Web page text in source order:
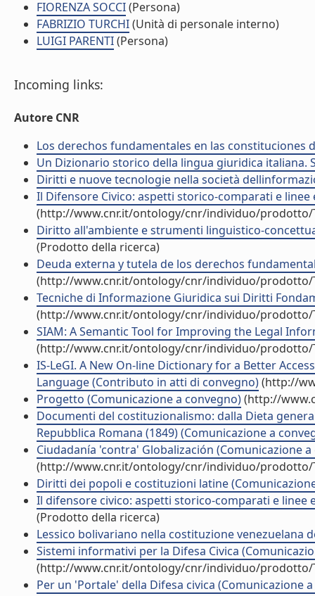
FIORENZA SOCCI(Persona)
FABRIZIO TURCHI(Unità di personale interno)
LUIGI PARENTI(Persona)
Incoming links:
Autore CNR
Los derechos fundamentales en las constituciones
Un Dizionario storico della lingua giuridica italiana.
Diritti e nuove tecnologie nella società
Il Difensore Civico: aspetti storico-comparati e
(http://www.cnr.it/ontology/cnr/individuo/prodotto/
Diritto all'ambiente e strumenti linguistico-
(Prodotto della ricerca)
Deuda externa y tutela de los derechos
(http://www.cnr.it/ontology/cnr/individuo/prodotto/
Tecniche di Informazione Giuridica sui Diritti
(http://www.cnr.it/ontology/cnr/individuo/prodotto/
SIAM: A Semantic Tool for Improving the Legal
(http://www.cnr.it/ontology/cnr/individuo/prodotto/
IS-LeGI. A New On-line Dictionary for a Better
Language (Contributo in atti di convegno)(http://
Progetto (Comunicazione a convegno)(http://
Documenti del costituzionalismo: dalla Dieta
Repubblica Romana (1849) (Comunicazione a
Ciudadanía 'contra' Globalización (Comunicazione
(http://www.cnr.it/ontology/cnr/individuo/prodotto/
Diritti dei popoli e costituzioni latine
Il difensore civico: aspetti storico-comparati e linee
(Prodotto della ricerca)
Lessico bolivariano nella costituzione venezuelana
Sistemi informativi per la Difesa Civica
(http://www.cnr.it/ontology/cnr/individuo/prodotto/
Per un 'Portale' della Difesa civica (Comunicazione